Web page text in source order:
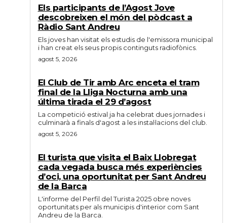
Els participants de l’Agost Jove
descobreixen el món del pòdcast a
Ràdio Sant Andreu
Els joves han visitat els estudis de l'emissora municipal
i han creat els seus propis continguts radiofònics.
agost 5, 2026
El Club de Tir amb Arc enceta el tram
final de la Lliga Nocturna amb una
última tirada el 29 d’agost
La competició estival ja ha celebrat dues jornades i
culminarà a finals d'agost a les instal·lacions del club.
agost 5, 2026
El turista que visita el Baix Llobregat
cada vegada busca més experiències
d’oci, una oportunitat per Sant Andreu
de la Barca
L'informe del Perfil del Turista 2025 obre noves
oportunitats per als municipis d'interior com Sant
Andreu de la Barca.